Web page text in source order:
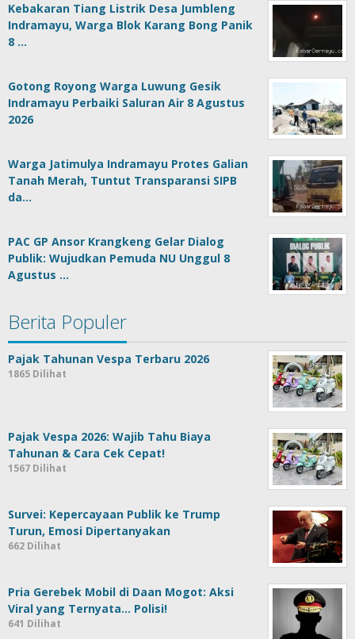
Kebakaran Tiang Listrik Desa Jumbleng
Indramayu, Warga Blok Karang Bong Panik
8 …
Gotong Royong Warga Luwung Gesik
Indramayu Perbaiki Saluran Air 8 Agustus
2026
Warga Jatimulya Indramayu Protes Galian
Tanah Merah, Tuntut Transparansi SIPB
da…
PAC GP Ansor Krangkeng Gelar Dialog
Publik: Wujudkan Pemuda NU Unggul 8
Agustus …
Berita Populer
Pajak Tahunan Vespa Terbaru 2026
1865 Dilihat
Pajak Vespa 2026: Wajib Tahu Biaya
Tahunan & Cara Cek Cepat!
1567 Dilihat
Survei: Kepercayaan Publik ke Trump
Turun, Emosi Dipertanyakan
662 Dilihat
Pria Gerebek Mobil di Daan Mogot: Aksi
Viral yang Ternyata… Polisi!
641 Dilihat